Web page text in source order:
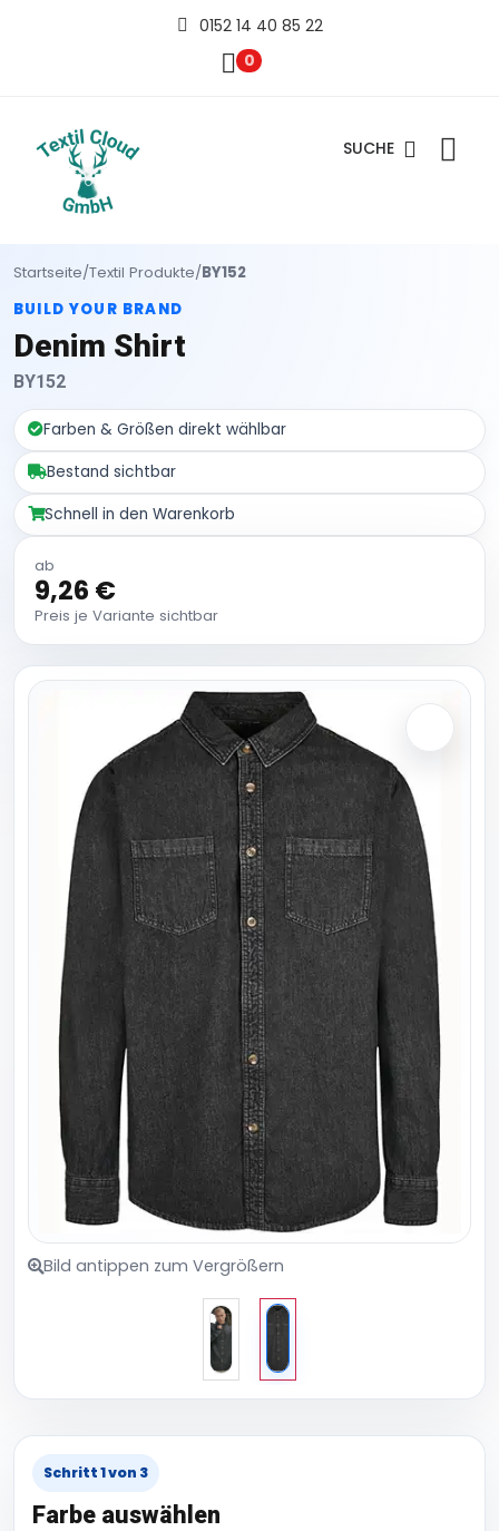
0152 14 40 85 22
0
SUCHE
Startseite/Textil Produkte/BY152
BUILD YOUR BRAND
Denim Shirt
BY152
Farben & Größen direkt wählbar
Bestand sichtbar
Schnell in den Warenkorb
ab
9,26 €
Preis je Variante sichtbar
Bild antippen zum Vergrößern
Schritt 1 von 3
Farbe auswählen